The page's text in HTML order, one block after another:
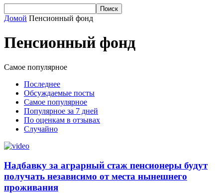
Домой Пенсионный фонд
Пенсионный фонд
Самое популярное
Последнее
Обсуждаемые посты
Самое популярное
Популярное за 7 дней
По оценкам в отзывах
Случайно
Надбавку за аграрный стаж пенсионеры будут
получать независимо от места нынешнего
проживания